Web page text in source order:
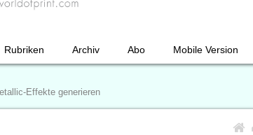
Rubriken Archiv Abo Mobile Version
Effekte generieren